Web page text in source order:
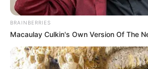
GARZÓN - HUILA
BRAINBERRIES
Macaulay Culkin's Own Version Of The